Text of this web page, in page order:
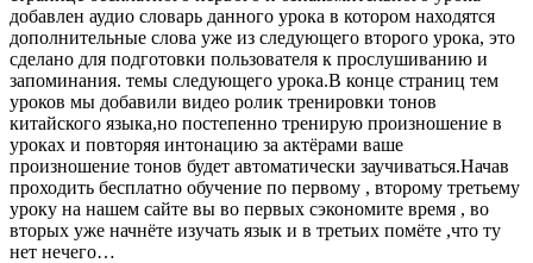
добавлен аудио словарь данного урока в котором находятся
дополнительные слова уже из следующего второго урока, это
сделано для подготовки пользователя к прослушиванию и
запоминания. темы следующего урока.В конце страниц тем
уроков мы добавили видео ролик тренировки тонов
китайского языка,но постепенно тренирую произношение в
уроках и повторяя интонацию за актёрами ваше
произношение тонов будет автоматически заучиваться.Начав
проходить бесплатно обучение по первому , второму третьему
уроку на нашем сайте вы во первых сэкономите время , во
вторых уже начнёте изучать язык и в третьих помёте ,что ту
нет нечего…